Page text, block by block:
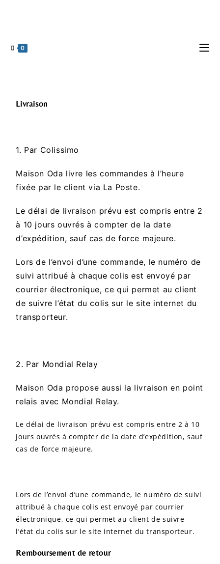
0
Livraison
1. Par Colissimo
Maison Oda livre les commandes à l’heure
fixée par le client via La Poste.
Le délai de livraison prévu est compris entre 2
à 10 jours ouvrés à compter de la date
d’expédition, sauf cas de force majeure.
Lors de l’envoi d’une commande, le numéro de
suivi attribué à chaque colis est envoyé par
courrier électronique, ce qui permet au client
de suivre l’état du colis sur le site internet du
transporteur.
2. Par Mondial Relay
Maison Oda propose aussi la livraison en point
relais avec Mondial Relay.
Le délai de livraison prévu est compris entre 2 à 10
jours ouvrés à compter de la date d’expédition, sauf
cas de force majeure.
Lors de l’envoi d’une commande, le numéro de suivi
attribué à chaque colis est envoyé par courrier
électronique, ce qui permet au client de suivre
l’état du colis sur le site internet du transporteur.
Remboursement de retour